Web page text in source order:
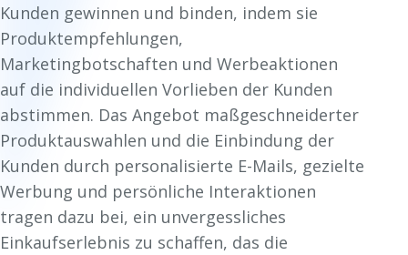
Kunden gewinnen und binden, indem sie
Produktempfehlungen,
Marketingbotschaften und Werbeaktionen
auf die individuellen Vorlieben der Kunden
abstimmen. Das Angebot maßgeschneiderter
Produktauswahlen und die Einbindung der
Kunden durch personalisierte E-Mails, gezielte
Werbung und persönliche Interaktionen
tragen dazu bei, ein unvergessliches
Einkaufserlebnis zu schaffen, das die